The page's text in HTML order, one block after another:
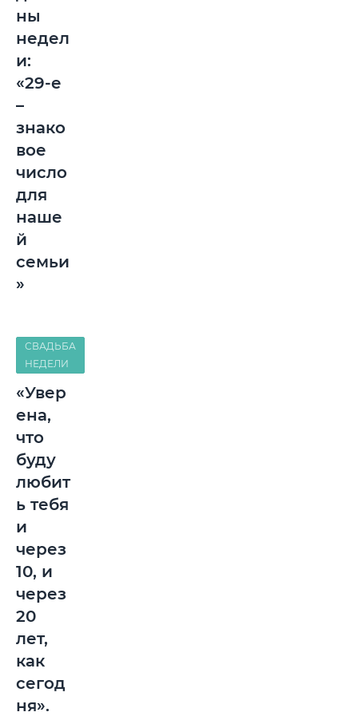
ны
недел
и:
«29-е
–
знако
вое
число
для
наше
й
семьи
»
СВАДЬБА
НЕДЕЛИ
«Увер
ена,
что
буду
любит
ь тебя
и
через
10, и
через
20
лет,
как
сегод
ня».